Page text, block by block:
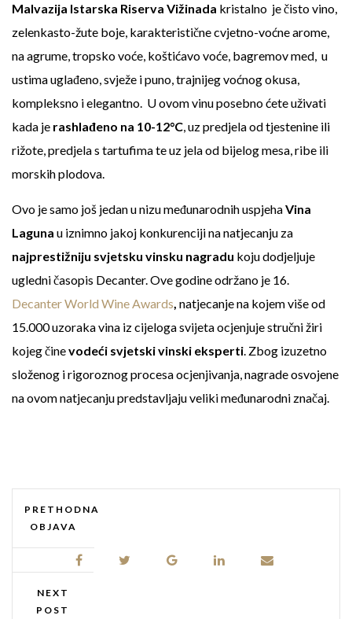
Malvazija Istarska Riserva Vižinada kristalno je čisto vino,
zelenkasto-žute boje, karakteristične cvjetno-voćne arome,
na agrume, tropsko voće, koštićavo voće, bagremov med, u
ustima uglađeno, svježe i puno, trajnijeg voćnog okusa,
kompleksno i elegantno. U ovom vinu posebno ćete uživati
kada je rashlađeno na 10-12°C, uz predjela od tjestenine ili
rižote, predjela s tartufima te uz jela od bijelog mesa, ribe ili
morskih plodova.
Ovo je samo još jedan u nizu međunarodnih uspjehaVina
Laguna u iznimno jakoj konkurenciji na natjecanju za
najprestižniju svjetsku vinsku nagradu koju dodjeljuje
ugledni časopis Decanter. Ove godine održano je 16.
Decanter World Wine Awards, natjecanje na kojem više od
15.000 uzoraka vina iz cijeloga svijeta ocjenjuje stručni žiri
kojeg činevodeći svjetski vinski eksperti. Zbog izuzetno
složenog i rigoroznog procesa ocjenjivanja, nagrade osvojene
na ovom natjecanju predstavljaju veliki međunarodni značaj.
PRETHODNA
OBJAVA
NEXT
POST